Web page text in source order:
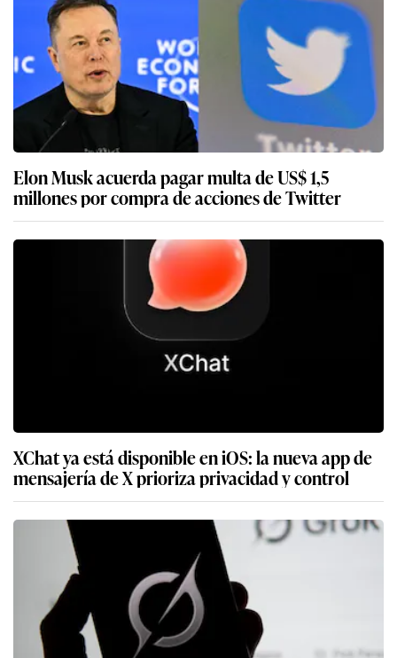
Elon Musk acuerda pagar multa de US$ 1,5
millones por compra de acciones de Twitter
XChat ya está disponible en iOS: la nueva app de
mensajería de X prioriza privacidad y control